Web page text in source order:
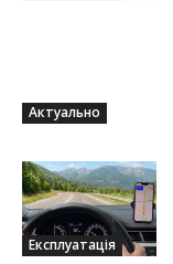
Актуально
Експлуатація